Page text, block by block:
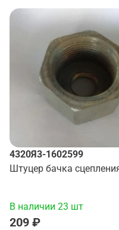
4320Я3-1602599
Штуцер бачка
В наличии 23 шт
209 ₽